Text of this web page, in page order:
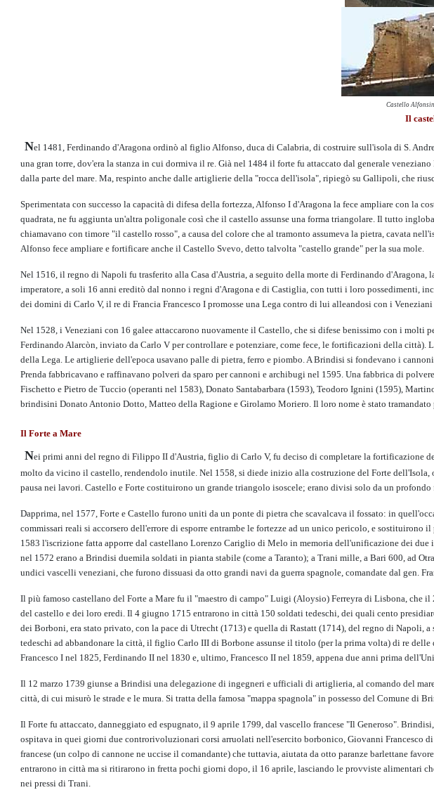
Castello
Il
Nel 1481, Ferdinando d'Aragona ordinò al figlio Alfonso, duca di Calabria, di costruire sull'isola di S.
una gran torre, dov'era la stanza in cui dormiva il re. Già nel 1484 il forte fu attaccato dal generale
dalla parte del mare. Ma, respinto anche dalle artiglierie della "rocca dell'isola", ripiegò su Gallipoli, che
Sperimentata con successo la capacità di difesa della fortezza, Alfonso I d'Aragona la fece ampliare con la
quadrata, ne fu aggiunta un'altra poligonale così che il castello assunse una forma triangolare. Il tutto
chiamavano con timore "il castello rosso", a causa del colore che al tramonto assumeva la pietra, cavata
Alfonso fece ampliare e fortificare anche il Castello Svevo, detto talvolta "castello grande" per la sua mole.
Nel 1516, il regno di Napoli fu trasferito alla Casa d'Austria, a seguito della morte di Ferdinando
imperatore, a soli 16 anni ereditò dal nonno i regni d'Aragona e di Castiglia, con tutti i loro possedimenti,
dei domini di Carlo V, il re di Francia Francesco I promosse una Lega contro di lui alleandosi con i
Nel 1528, i Veneziani con 16 galee attaccarono nuovamente il Castello, che si difese benissimo con i
Ferdinando Alarcòn, inviato da Carlo V per controllare e potenziare, come fece, le fortificazioni della città).
della Lega. Le artiglierie dell'epoca usavano palle di pietra, ferro e piombo. A Brindisi si fondevano i
Prenda fabbricavano e raffinavano polveri da sparo per cannoni e archibugi nel 1595. Una fabbrica di
Fischetto e Pietro de Tuccio (operanti nel 1583), Donato Santabarbara (1593), Teodoro Ignini (1595),
brindisini Donato Antonio Dotto, Matteo della Ragione e Girolamo Moriero. Il loro nome è stato
Il Forte a Mare
Nei primi anni del regno di Filippo II d'Austria, figlio di Carlo V, fu deciso di completare la fortificazione
molto da vicino il castello, rendendolo inutile. Nel 1558, si diede inizio alla costruzione del Forte
pausa nei lavori. Castello e Forte costituirono un grande triangolo isoscele; erano divisi solo da un
Dapprima, nel 1577, Forte e Castello furono uniti da un ponte di pietra che scavalcava il fossato: in
commissari reali si accorsero dell'errore di esporre entrambe le fortezze ad un unico pericolo, e
1583 l'iscrizione fatta apporre dal castellano Lorenzo Cariglio di Melo in memoria dell'unificazione dei
nel 1572 erano a Brindisi duemila soldati in pianta stabile (come a Taranto); a Trani mille, a Bari 600, ad
undici vascelli veneziani, che furono dissuasi da otto grandi navi da guerra spagnole, comandate dal gen.
Il più famoso castellano del Forte a Mare fu il "maestro di campo" Luigi (Aloysio) Ferreyra di Lisbona,
del castello e dei loro eredi. Il 4 giugno 1715 entrarono in città 150 soldati tedeschi, dei quali cento
dei Borboni, era stato privato, con la pace di Utrecht (1713) e quella di Rastatt (1714), del regno di Napoli,
tedeschi ad abbandonare la città, il figlio Carlo III di Borbone assunse il titolo (per la prima volta) di re
Francesco I nel 1825, Ferdinando II nel 1830 e, ultimo, Francesco II nel 1859, appena due anni prima
Il 12 marzo 1739 giunse a Brindisi una delegazione di ingegneri e ufficiali di artiglieria, al comando del
città, di cui misurò le strade e le mura. Si tratta della famosa "mappa spagnola" in possesso del Comune di
Il Forte fu attaccato, danneggiato ed espugnato, il 9 aprile 1799, dal vascello francese "Il Generoso".
ospitava in quei giorni due controrivoluzionari corsi arruolati nell'esercito borbonico, Giovanni Francesco
francese (un colpo di cannone ne uccise il comandante) che tuttavia, aiutata da otto paranze barlettane
entrarono in città ma si ritirarono in fretta pochi giorni dopo, il 16 aprile, lasciando le provviste alimentari
nei pressi di Trani.